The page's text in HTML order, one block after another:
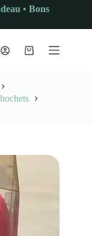
• Bons
Panier